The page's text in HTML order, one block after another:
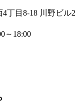
丁目8-18 川野ビル
～18:00